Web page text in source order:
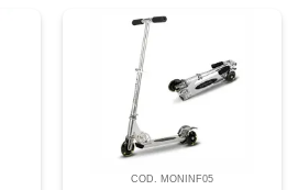
COD. MONINF05